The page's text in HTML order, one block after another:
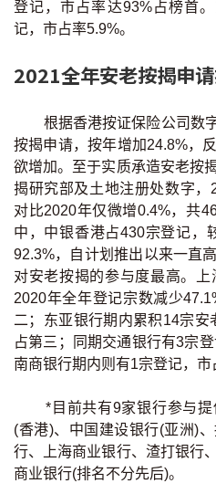
2889 2886 / cmb@mail.centanet.com
© 2026 中原按揭经纪有限公司 Centaline
条款及细则
私隐政策声明
登记，市占率达93%占榜首
记，市占率5.9%。
2021全年安老按揭申
根据香港按证保险公司数
按揭申请，按年增加24.8%，
欲增加。至于实质承造安老按
揭研究部及土地注册处数字
对比2020年仅微增0.4%，共
中，中银香港占430宗登记，
92.3%，自计划推出以来一直
对安老按揭的参与度最高。
2020年全年登记宗数减少
二；东亚银行期内累积14宗安
占第三；同期交通银行有3宗
南商银行期内则有1宗登记，市
*目前共有9家银行参与
(香港)、中国建设银行(亚洲)
行、上海商业银行、渣打银行
商业银行(排名不分先后)。